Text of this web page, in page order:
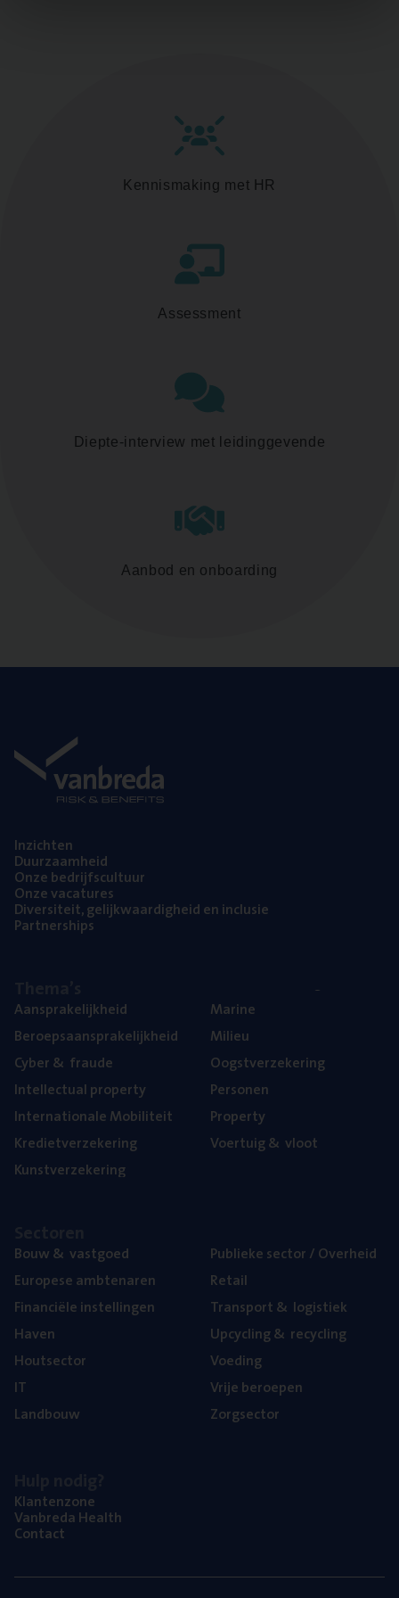
Kennismaking met HR
Assessment
Diepte-interview met leidinggevende
Aanbod en onboarding
Inzich­ten
Duur­zaam­heid
Onze bedrijfs­cul­tuur
Onze vaca­tu­res
Diver­si­teit, gelijk­waar­dig­heid en inclusie
Part­ner­ships
Aan­spra­ke­lijk­heid
Beroeps­aan­spra­ke­lijk­heid
Cyber& fraude
Intel­lec­tu­al property
Inter­na­ti­o­na­le Mobiliteit
Kre­diet­ver­ze­ke­ring
Kunst­ver­ze­ke­ring
Mari­ne
Mili­eu
Oogst­ver­ze­ke­ring
Per­so­nen
Pro­per­ty
Voer­tuig& vloot
Bouw& vastgoed
Euro­pe­se ambtenaren
Finan­ci­ë­le instellingen
Haven
Hout­sec­tor
IT
Land­bouw
Publie­ke sec­tor / Overheid
Retail
Trans­port& logistiek
Upcy­cling& recycling
Voe­ding
Vrije beroe­pen
Zorg­sec­tor
Klan­ten­zo­ne
Van­b­re­da Health
Con­tact